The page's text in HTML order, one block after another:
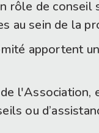
rôle de
au sein de la
apportent
ou